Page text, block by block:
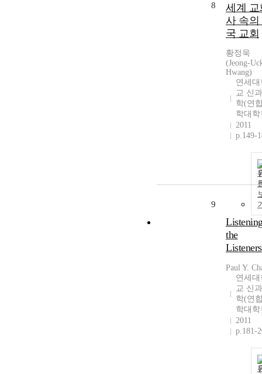
8
세계 교
사 속의
국 교회
황정욱
(Jeong-
Hwang)
연세대
교 신
학(연
학대
2011
p.149-
9
the
Listeners
Paul Y.
연세대
교 신
학(연
학대
2011
p.181-